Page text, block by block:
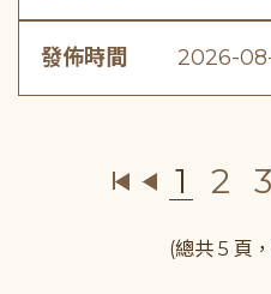
發佈時間 2026-
1 2 3
(總共 5 頁